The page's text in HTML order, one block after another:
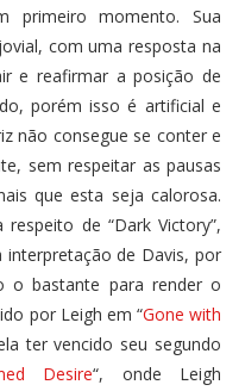
primeiro momento. Sua
com uma resposta na
e reafirmar a posição de
porém isso é artificial e
não consegue se conter e
sem respeitar as pausas
que esta seja calorosa.
de “Dark Victory”,
interpretação de Davis, por
o bastante para render o
por Leigh em “Gone with
ter vencido seu segundo
Desire“, onde Leigh